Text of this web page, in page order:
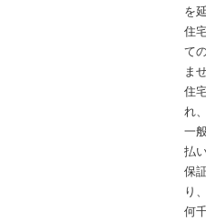
を
住
て
ま
住
れ
一
払
保
り
何